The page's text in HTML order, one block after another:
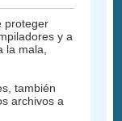
proteger
y a
la mala,
también
archivos a